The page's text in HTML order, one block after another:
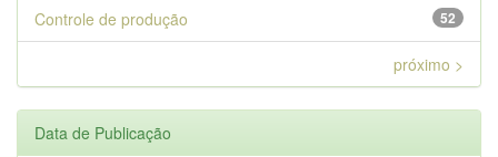
52
Controle de produção
próximo >
Data de Publicação